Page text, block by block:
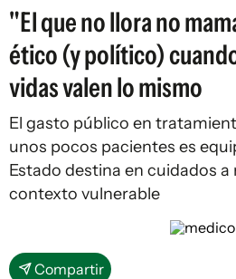
"El que no llora no
ético (y político)
vidas valen lo mismo
El gasto público en
unos pocos pacientes es
Estado destina en cuidados a
contexto vulnerable
Compartir